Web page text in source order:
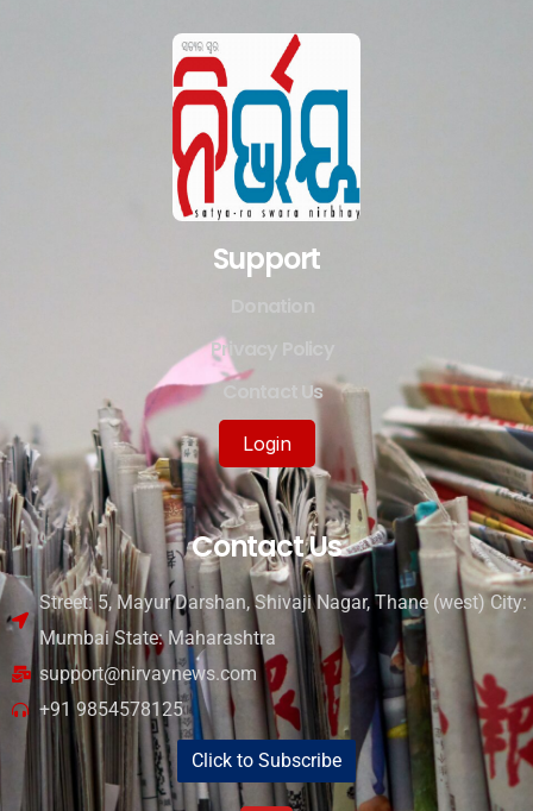
Support
Privacy Policy
Contact Us
Login
Contact Us
Street: 5, Mayur Darshan, Shivaji Nagar, Thane (west) City:
Mumbai State: Maharashtra
support@nirvaynews.com
+91 9854578125
Click to Subscribe